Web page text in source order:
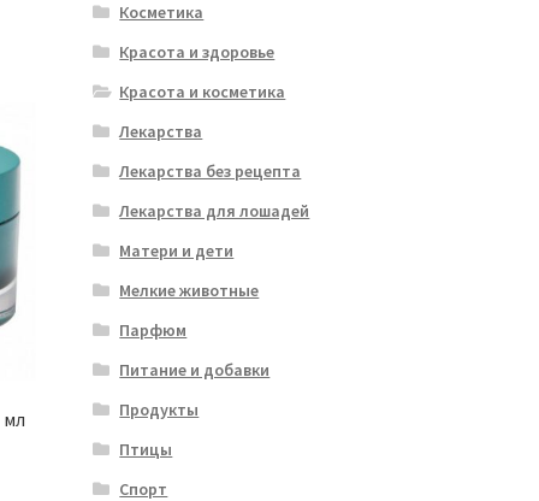
мл
Косметика
Красота и здоровье
Красота и косметика
Лекарства
Лекарства без рецепта
Лекарства для лошадей
Матери и дети
Мелкие животные
Парфюм
Питание и добавки
Продукты
Птицы
Спорт